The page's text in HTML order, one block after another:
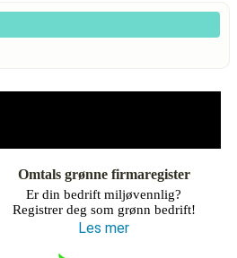
Omtals grønne firmaregister
Er din bedrift miljøvennlig?
Registrer deg som grønn bedrift!
Les mer